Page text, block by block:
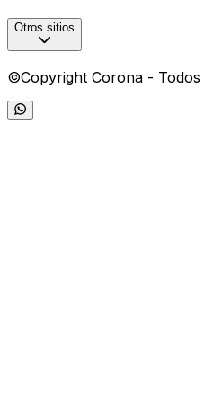
Otros sitios
©Copyright Corona -